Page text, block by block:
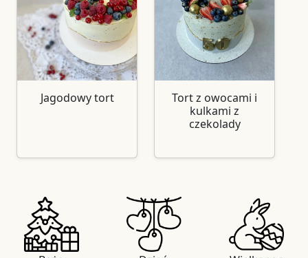
Jagodowy tort
Tort z owocami i
kulkami z
czekolady